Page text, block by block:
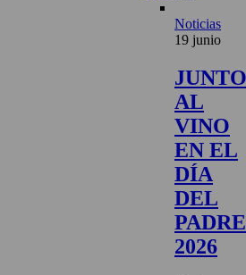
Noticias
19 junio
JUNTO
AL
VINO
EN EL
DÍA
DEL
PADRE
2026